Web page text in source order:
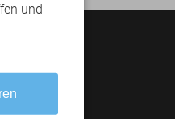
und